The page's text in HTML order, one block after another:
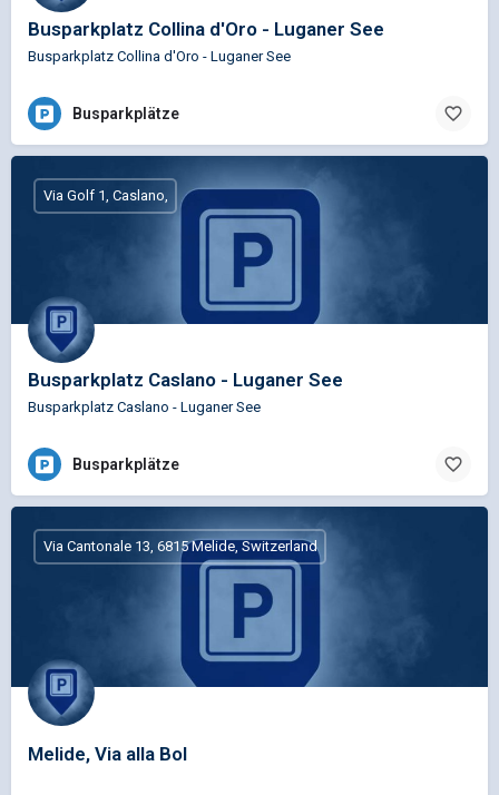
Busparkplatz Collina d'Oro - Luganer See
Busparkplatz Collina d'Oro - Luganer See
Busparkplätze
Busparkplatz Caslano - Luganer See
Busparkplatz Caslano - Luganer See
Via Golf 1, Caslano,
Busparkplätze
Melide, Via alla Bol
Via Cantonale 13, 6815 Melide, Switzerland